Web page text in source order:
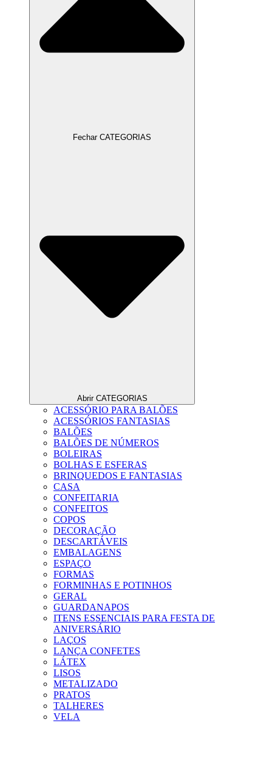
Fechar CATEGORIAS
Abrir CATEGORIAS
ACESSÓRIO PARA BALÕES
ACESSÓRIOS FANTASIAS
BALÕES
BALÕES DE NÚMEROS
BOLEIRAS
BOLHAS E ESFERAS
BRINQUEDOS E FANTASIAS
CASA
CONFEITARIA
CONFEITOS
COPOS
DECORAÇÃO
DESCARTÁVEIS
EMBALAGENS
ESPAÇO
FORMAS
FORMINHAS E POTINHOS
GERAL
GUARDANAPOS
ITENS ESSENCIAIS PARA FESTA DE
ANIVERSÁRIO
LAÇOS
LANÇA CONFETES
LÁTEX
LISOS
METALIZADO
PRATOS
TALHERES
VELA